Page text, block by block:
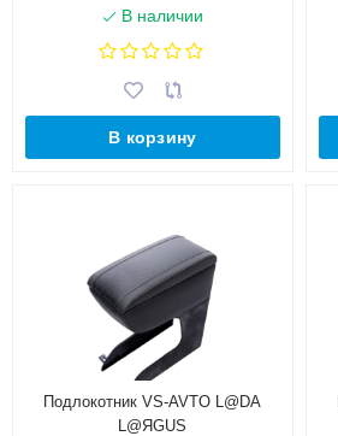
В наличии
В корзину
Подлокотник VS-AVTO L@DA
L@ЯGUS